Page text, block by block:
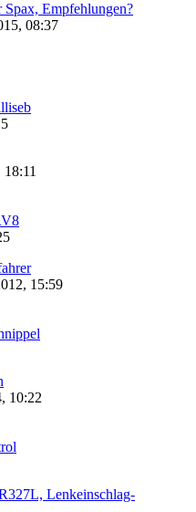
Empfehlungen?
08:37
15:59
10:22
Lenkeinschlag-